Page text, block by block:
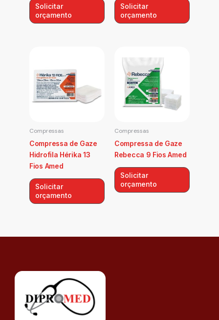
Solicitar
orçamento
Solicitar
orçamento
Compressas
Compressa de Gaze
Hidrofila Hérika 13
Fios Amed
Solicitar
orçamento
Compressas
Compressa de Gaze
Rebecca 9 Fios Amed
Solicitar
orçamento